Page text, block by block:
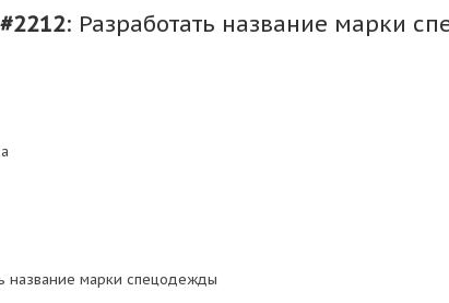
: Разработать название марки
название марки спецодежды